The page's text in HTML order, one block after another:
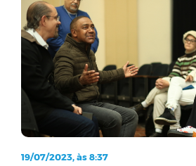
19/07/2023, às 8:37